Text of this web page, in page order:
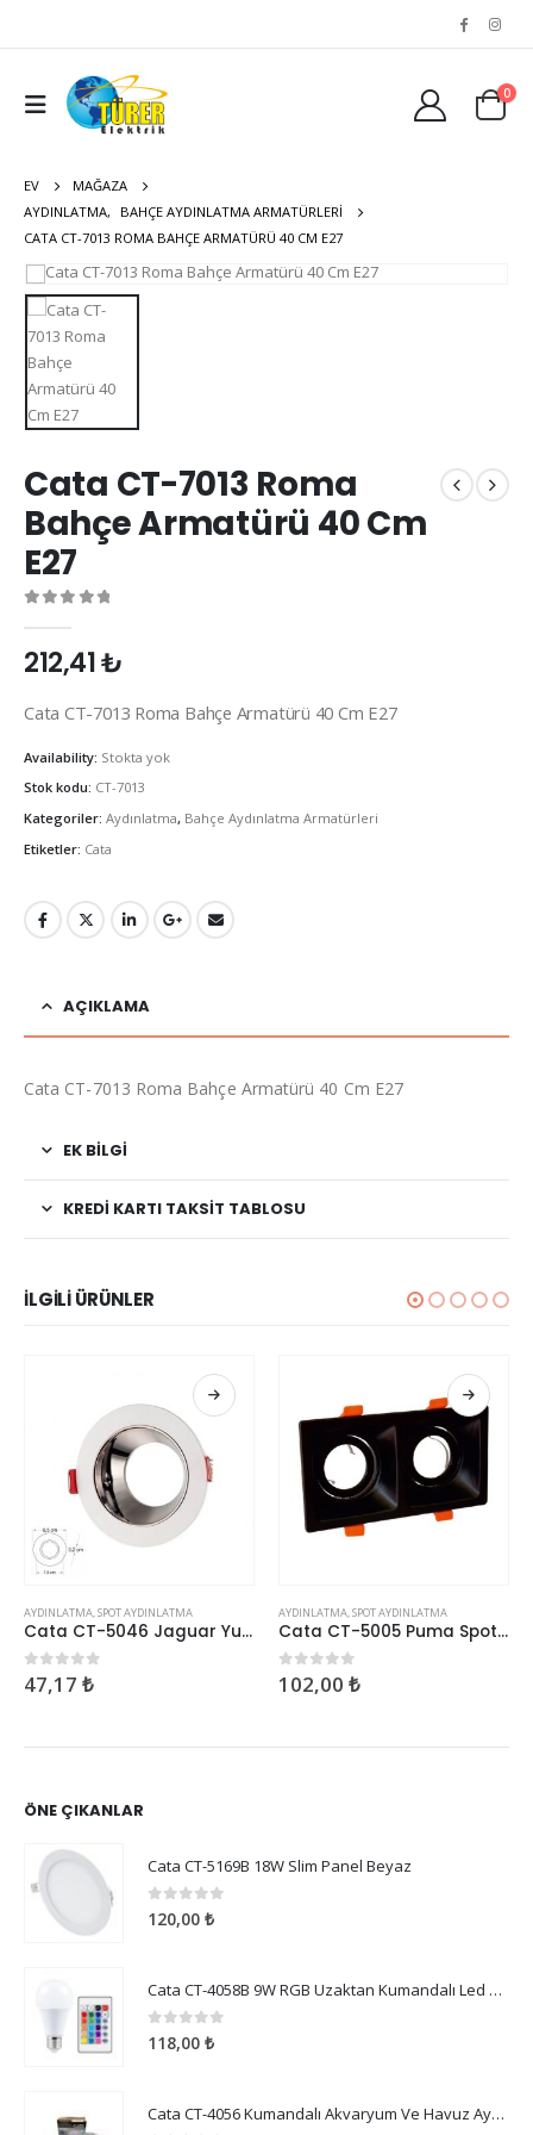
0
EV
MAĞAZA
AYDINLATMA,
BAHÇE AYDINLATMA ARMATÜRLERI
CATA CT-7013 ROMA BAHÇE ARMATÜRÜ 40 CM E27
Cata CT-7013 Roma
Bahçe Armatürü 40 Cm
E27
212,41₺
Cata CT-7013 Roma Bahçe Armatürü 40 Cm E27
Availability: Stokta yok
Stok kodu: CT-7013
Kategoriler: Aydınlatma, Bahçe Aydınlatma Armatürleri
Etiketler: Cata
AÇIKLAMA
Cata CT-7013 Roma Bahçe Armatürü 40 Cm E27
EK BILGI
KREDI KARTI TAKSIT TABLOSU
İLGILI ÜRÜNLER
Cata CT-5046 Jaguar Yuvarlak Spot Beyaz-Platin
AYDINLATMA,SPOT AYDINLATMA
Cata CT-5005 Puma Spot İkili Siyah
0
102,00
AYDINLATMA,SPOT AYDINLATMA
0 5 üzerinden
235,99
ÖNE ÇIKANLAR
Cata CT-5169B 18W Slim Panel Beyaz
0 5 üzerinden
120,00 ₺
Cata CT-4058B 9W RGB Uzaktan Kumandalı Led Ampul Beyaz Işık
0 5 üzerinden
118,00 ₺
Cata CT-4056 Kumandalı Akvaryum Ve Havuz Aydınlatma